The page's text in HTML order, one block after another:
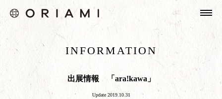
INFORMATION
出展情報 「ara!kawa」
Update 2019.10.31
ABOUT
INFORMATION
PRODUCTS